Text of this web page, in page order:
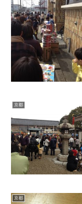
京都
京都